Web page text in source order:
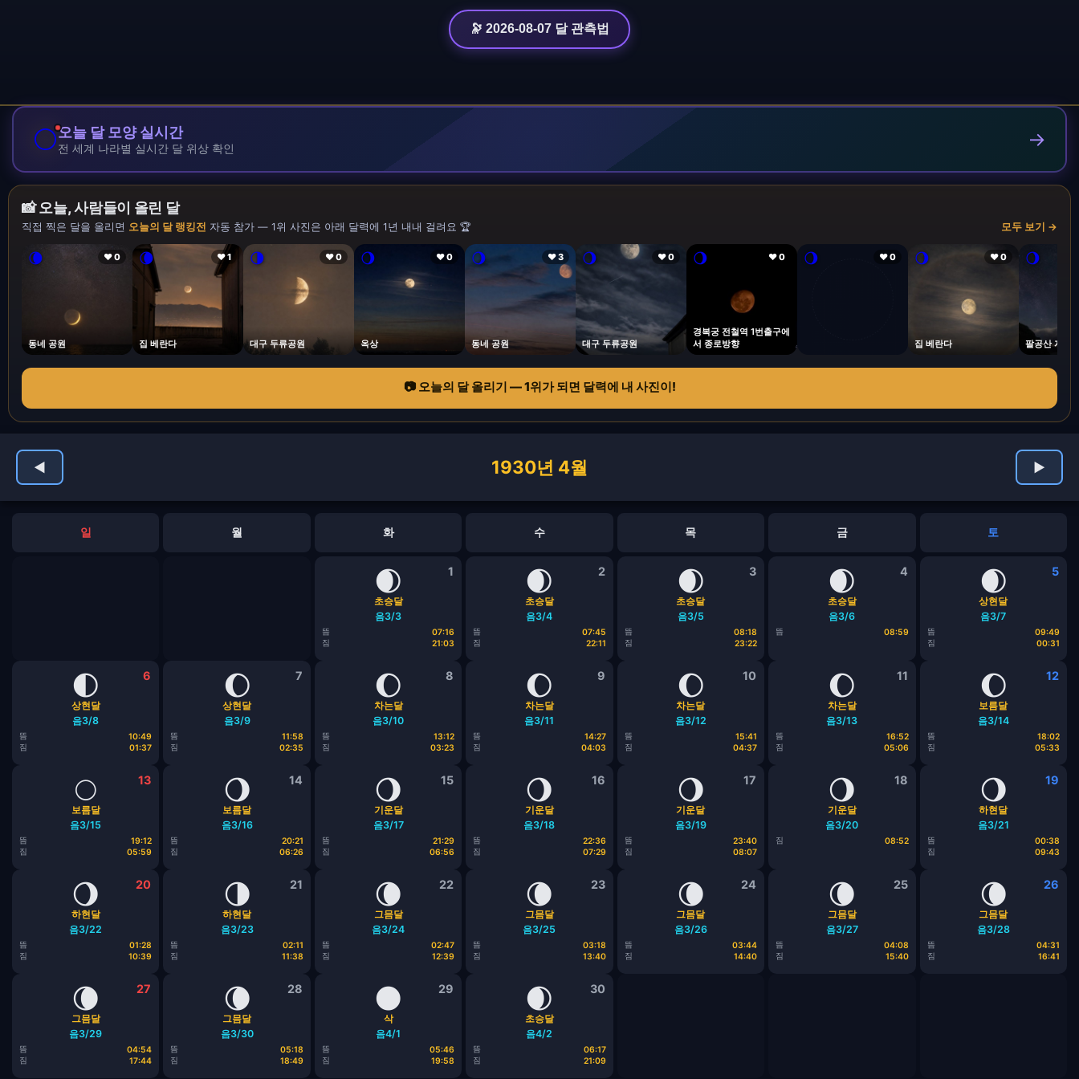
🔭 2026-08-07 달 관측법
🌕오늘 달 모양 실시간
전 세계 나라별 실시간 달 위상 확인 →
📸 오늘, 사람들이 올린 달
직접 찍은 달을 올리면 오늘의 달 랭킹전 자동 참가 — 1위 사진은 아래 달력에 1년 내내 걸려요 🏆 모두 보기 →
🌘 ❤ 0
동네 공원
🌘 ❤ 1
집 베란다
🌗 ❤ 0
대구 두류공원
🌖 ❤ 0
옥상
🌖 ❤ 3
동네 공원
🌖 ❤ 0
대구 두류공원
🌖 ❤ 0
경복궁 전철역 1번출구에
서 종로방향
🌖 ❤ 0 🌖 ❤ 0
집 베란다
🌖
팔공산 자락
📷 오늘의 달 올리기 — 1위가 되면 달력에 내 사진이!
◀ 1930년 4월 ▶
일 월 화 수 목 금 토
1
🌒
초승달
음3/3
뜸
07:16
짐
21:03
2
🌒
초승달
음3/4
뜸
07:45
짐
22:11
3
🌒
초승달
음3/5
뜸
08:18
짐
23:22
4
🌒
초승달
음3/6
뜸 08:59
5
🌒
상현달
음3/7
뜸
09:49
짐
00:31
6
🌓
상현달
음3/8
뜸
10:49
짐
01:37
7
🌔
상현달
음3/9
뜸
11:58
짐
02:35
8
🌔
차는달
음3/10
뜸
13:12
짐
03:23
9
🌔
차는달
음3/11
뜸
14:27
짐
04:03
10
🌔
차는달
음3/12
뜸
15:41
짐
04:37
11
🌔
차는달
음3/13
뜸
16:52
짐
05:06
12
🌔
보름달
음3/14
뜸
18:02
짐
05:33
13
🌕
보름달
음3/15
뜸
19:12
짐
05:59
14
🌖
보름달
음3/16
뜸
20:21
짐
06:26
15
🌖
기운달
음3/17
뜸
21:29
짐
06:56
16
🌖
기운달
음3/18
뜸
22:36
짐
07:29
17
🌖
기운달
음3/19
뜸
23:40
짐
08:07
18
🌖
기운달
음3/20
짐 08:52
19
🌖
하현달
음3/21
뜸
00:38
짐
09:43
20
🌖
하현달
음3/22
뜸
01:28
짐
10:39
21
🌗
하현달
음3/23
뜸
02:11
짐
11:38
22
🌘
그믐달
음3/24
뜸
02:47
짐
12:39
23
🌘
그믐달
음3/25
뜸
03:18
짐
13:40
24
🌘
그믐달
음3/26
뜸
03:44
짐
14:40
25
🌘
그믐달
음3/27
뜸
04:08
짐
15:40
26
🌘
그믐달
음3/28
뜸
04:31
짐
16:41
27
🌘
그믐달
음3/29
뜸
04:54
짐
17:44
28
🌘
그믐달
음3/30
뜸
05:18
짐
18:49
29
🌑
삭
음4/1
뜸
05:46
짐
19:58
30
🌒
초승달
음4/2
뜸
06:17
짐
21:09